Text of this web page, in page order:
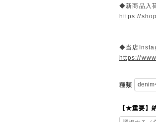
◆新商品入
https://
◆当店
https://
種類
【★重要】